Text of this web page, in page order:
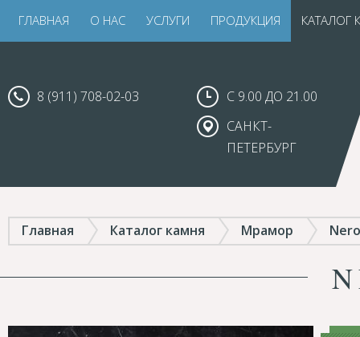
ГЛАВНАЯ О НАС УСЛУГИ ПРОДУКЦИЯ КАТАЛОГ
8 (911) 708-02-03
С 9.00 ДО 21.00
САНКТ-
ПЕТЕРБУРГ
Главная Каталог камня Мрамор